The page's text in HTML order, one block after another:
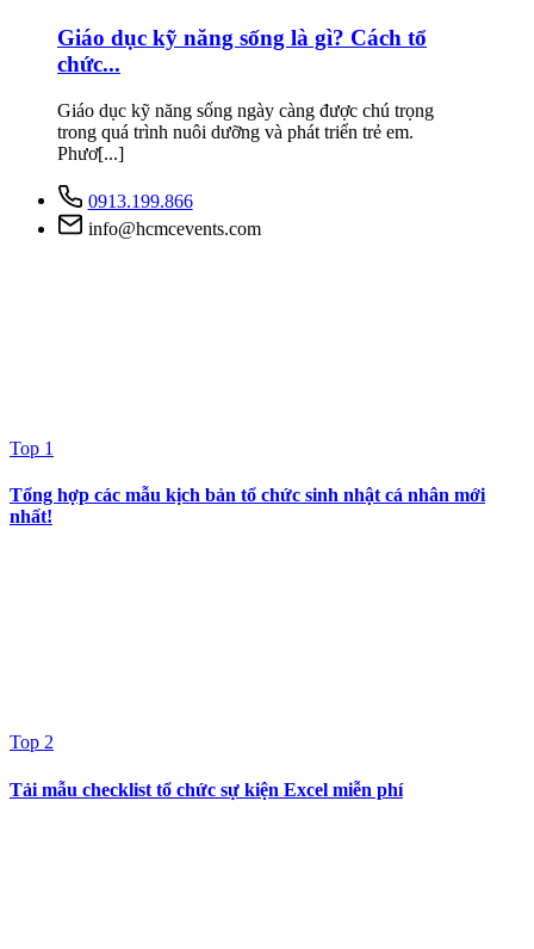
Giáo dục kỹ năng sống là gì? Cách tổ
chức...
Giáo dục kỹ năng sống ngày càng được chú trọng
trong quá trình nuôi dưỡng và phát triển trẻ em.
Phươ[...]
0913.199.866
info@hcmcevents.com
Top 1
Tổng hợp các mẫu kịch bản tổ chức sinh nhật cá nhân mới
nhất!
Top 2
Tải mẫu checklist tổ chức sự kiện Excel miễn phí